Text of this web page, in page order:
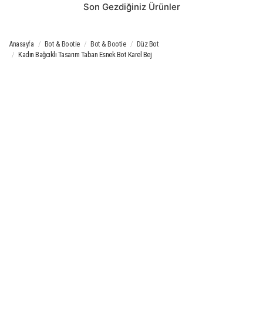
Son Gezdiğiniz Ürünler
Anasayfa Bot & Bootie Bot & Bootie
Düz Bot
Kadın Bağcıklı Tasarım Taban Esnek Bot Karel Bej